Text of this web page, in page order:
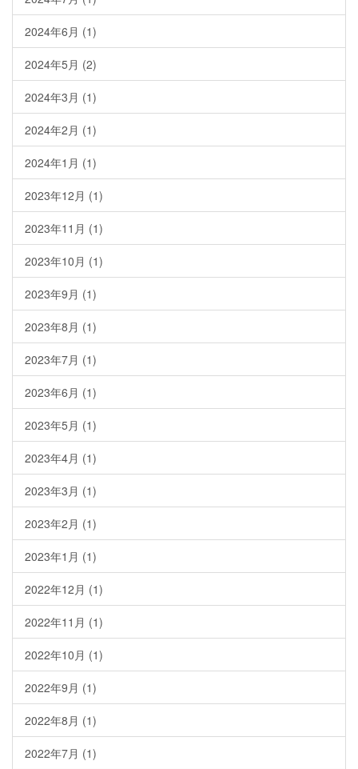
2024年6月 (1)
2024年5月 (2)
2024年3月 (1)
2024年2月 (1)
2024年1月 (1)
2023年12月 (1)
2023年11月 (1)
2023年10月 (1)
2023年9月 (1)
2023年8月 (1)
2023年7月 (1)
2023年6月 (1)
2023年5月 (1)
2023年4月 (1)
2023年3月 (1)
2023年2月 (1)
2023年1月 (1)
2022年12月 (1)
2022年11月 (1)
2022年10月 (1)
2022年9月 (1)
2022年8月 (1)
2022年7月 (1)